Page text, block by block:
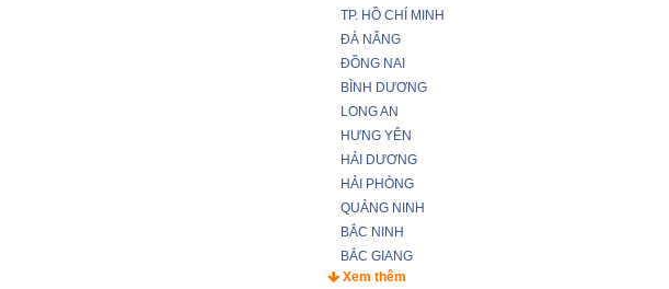
TP. HỒ CHÍ MINH
ĐÀ NẴNG
ĐỒNG NAI
BÌNH DƯƠNG
LONG AN
HƯNG YÊN
HẢI DƯƠNG
HẢI PHÒNG
QUẢNG NINH
BẮC NINH
BẮC GIANG
Xem thêm